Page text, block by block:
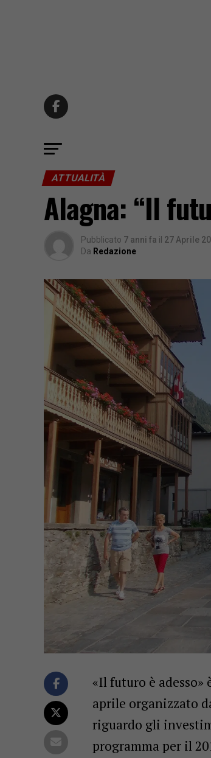
ATTUALITÀ
Alagna: “Il
Pubblicato 7 anni fa il 27 Aprile
Da Redazione
«Il futuro è
aprile organizzato
riguardo gli
programma per il